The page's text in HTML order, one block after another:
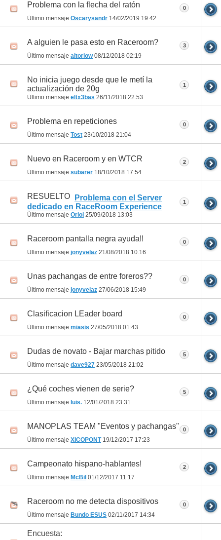
Problema con la flecha del ratón
Último mensaje Oscarysandr 14/02/2019 19:42
0
A alguien le pasa esto en Raceroom?
Último mensaje aitorlow 08/12/2018 02:19
3
No inicia juego desde que le metí la
actualización de 20g
Último mensaje eltx3bas 26/11/2018 22:53
1
Problema en repeticiones
Último mensaje Tost 23/10/2018 21:04
0
Nuevo en Raceroom y en WTCR
Último mensaje subarer 18/10/2018 17:54
2
RESUELTO
Problema con el Server
dedicado en RaceRoom Experience
Último mensaje Oriol 25/09/2018 13:03
1
Raceroom pantalla negra ayuda!!
Último mensaje jonyvelaz 21/08/2018 10:16
0
Unas pachangas de entre foreros??
Último mensaje jonyvelaz 27/06/2018 15:49
0
Clasificacion LEader board
Último mensaje miasis 27/05/2018 01:43
0
Dudas de novato - Bajar marchas pitido
Último mensaje dave927 23/05/2018 21:02
5
¿Qué coches vienen de serie?
Último mensaje luis. 12/01/2018 23:31
5
MANOPLAS TEAM "Eventos y pachangas"
Último mensaje XICOPONT 19/12/2017 17:23
0
Campeonato hispano-hablantes!
Último mensaje McBil 01/12/2017 11:17
2
Raceroom no me detecta dispositivos
Último mensaje Bundo ESUS 02/11/2017 14:34
0
Encuesta: